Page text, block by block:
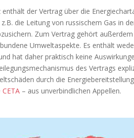
der Vertrag über die
die Leitung von russischem Gas in
Zum Vertrag gehört
Umweltaspekte. Es enthält
hat daher praktisch keine
des Vertrags
durch die
CETA – aus unverbindlichen Appellen.